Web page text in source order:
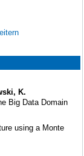
K.
Big Data Domain
using a Monte